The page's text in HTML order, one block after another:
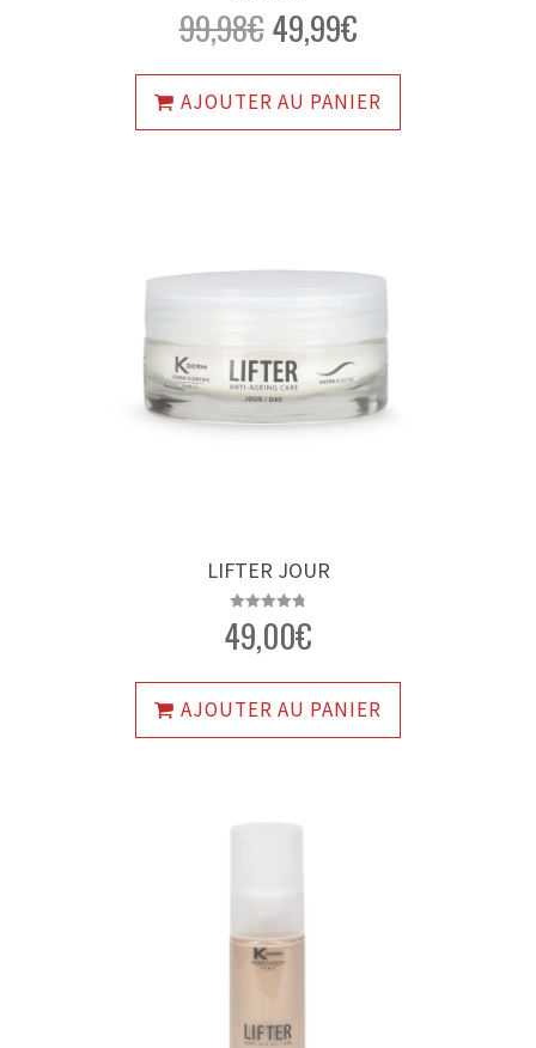
Note
4.87
sur 5
99,98€49,99€
AJOUTER AU PANIER
LIFTER JOUR
Note4.80
sur 5
49,00€
AJOUTER AU PANIER